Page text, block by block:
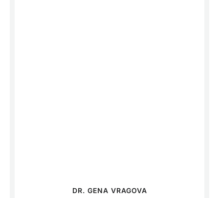
DR. GENA VRAGOVA